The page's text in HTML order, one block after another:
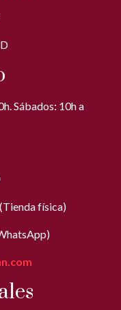
Sábados: 10h a
física)